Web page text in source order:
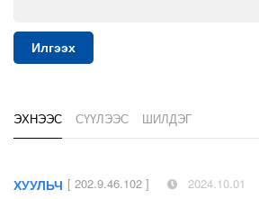
Илгээх
ЭХНЭЭС СҮҮЛЭЭС ШИЛДЭГ
ХУУЛЬЧ [ 202.9.46.102 ] 2024.10.01